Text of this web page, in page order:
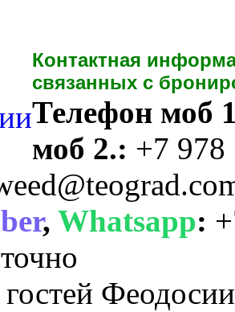
Контактная
связанных с
Телефон моб
моб 2.: +7 978
, Whatsapp: